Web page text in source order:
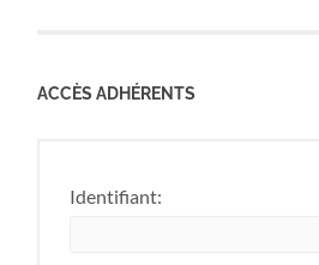
ACCÈS ADHÉRENTS
Identifiant: